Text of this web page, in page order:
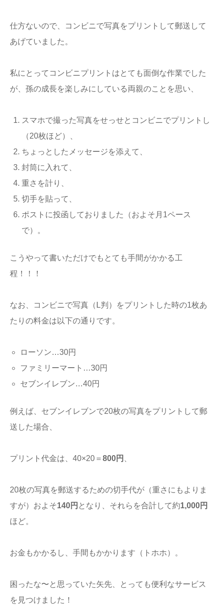
仕方ないので、コンビニで写真をプリントして郵送して
あげていました。
私にとってコンビニプリントはとても面倒な作業でした
が、孫の成長を楽しみにしている両親のことを思い、
スマホで撮った写真をせっせとコンビニでプリントし
（20枚ほど）、
ちょっとしたメッセージを添えて、
封筒に入れて、
重さを計り、
切手を貼って、
ポストに投函しておりました（およそ月1ペース
で）。
こうやって書いただけでもとても手間がかかる工
程！！！
なお、コンビニで写真（L判）をプリントした時の1枚あ
たりの料金は以下の通りです。
ローソン…30円
ファミリーマート…30円
セブンイレブン…40円
例えば、セブンイレブンで20枚の写真をプリントして郵
送した場合、
プリント代金は、40×20＝ 800円
20枚の写真を郵送するための切手代が（重さにもよりま
すが）およそ140円 となり、それらを合計して約1,000円
ほど。
お金もかかるし、手間もかかります（トホホ）。
困ったな〜と思っていた矢先、とっても便利なサービス
を見つけました！